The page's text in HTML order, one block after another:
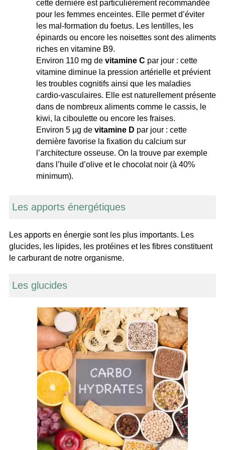
cette dernière est particulièrement recommandée
pour les femmes enceintes. Elle permet d’éviter
les mal-formation du foetus. Les lentilles, les
épinards ou encore les noisettes sont des aliments
riches en vitamine B9.
Environ 110 mg de vitamine C par jour : cette
vitamine diminue la pression artérielle et prévient
les troubles cognitifs ainsi que les maladies
cardio-vasculaires. Elle est naturellement présente
dans de nombreux aliments comme le cassis, le
kiwi, la ciboulette ou encore les fraises.
Environ 5 μg de vitamine D par jour : cette
dernière favorise la fixation du calcium sur
l’architecture osseuse. On la trouve par exemple
dans l’huile d’olive et le chocolat noir (à 40%
minimum).
Les apports énergétiques
Les apports en énergie sont les plus importants. Les
glucides, les lipides, les protéines et les fibres constituent
le carburant de notre organisme.
Les glucides